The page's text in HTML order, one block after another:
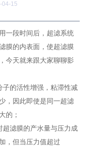
04-15
一段时间后，超滤系统
膜的内表面，使超滤膜
今天就来跟大家聊聊影
子的活性增强，粘滞性减
，因此即使是同一超滤
的；
滤膜的产水量与压力成
，但当压力值超过